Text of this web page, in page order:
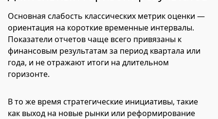
Основная слабость классических метрик оценки —
ориентация на короткие временные интервалы.
Показатели отчетов чаще всего привязаны к
финансовым результатам за период квартала или
года, и не отражают итоги на длительном
горизонте.
В то же время стратегические инициативы, такие
как выход на новые рынки или реформирование